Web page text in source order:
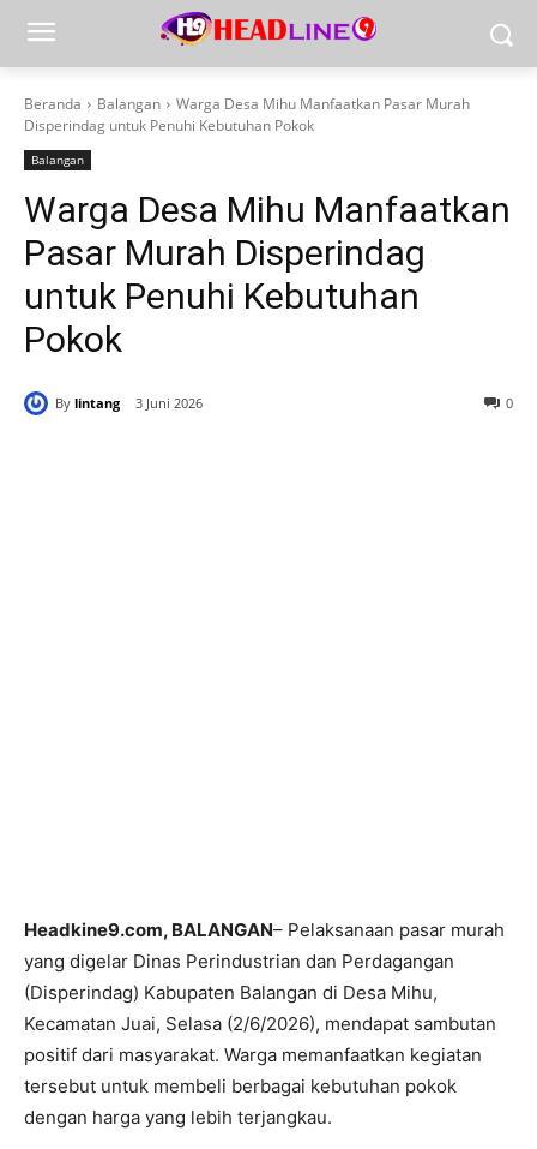
Beranda Balangan
Warga Desa Mihu Manfaatkan Pasar Murah
Disperindag untuk Penuhi Kebutuhan Pokok
Balangan
Warga Desa Mihu Manfaatkan
Pasar Murah Disperindag
untuk Penuhi Kebutuhan
Pokok
By lintang 3 Juni 2026 0
Headkine9.com, BALANGAN– Pelaksanaan pasar murah
yang digelar Dinas Perindustrian dan Perdagangan
(Disperindag) Kabupaten Balangan di Desa Mihu,
Kecamatan Juai, Selasa (2/6/2026), mendapat sambutan
positif dari masyarakat. Warga memanfaatkan kegiatan
tersebut untuk membeli berbagai kebutuhan pokok
dengan harga yang lebih terjangkau.